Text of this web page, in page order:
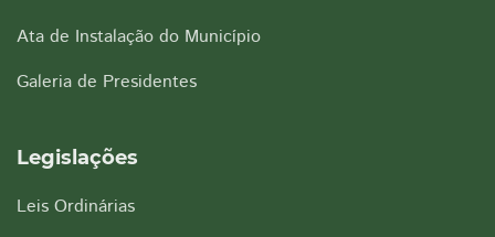
Ata de Instalação do Município
Galeria de Presidentes
Legislações
Leis Ordinárias